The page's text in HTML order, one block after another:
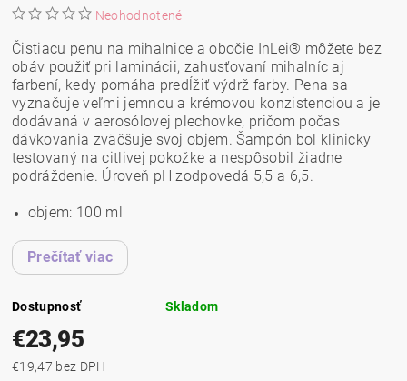
Neohodnotené
Čistiacu penu na mihalnice a obočie InLei® môžete bez
obáv použiť pri laminácii, zahusťovaní mihalníc aj
farbení, kedy pomáha predĺžiť výdrž farby. Pena sa
vyznačuje veľmi jemnou a krémovou konzistenciou a je
dodávaná v aerosólovej plechovke, pričom počas
dávkovania zväčšuje svoj objem. Šampón bol klinicky
testovaný na citlivej pokožke a nespôsobil žiadne
podráždenie. Úroveň pH zodpovedá 5,5 a 6,5.
objem: 100 ml
Prečítať viac
Dostupnosť Skladom
€23,95
€19,47 bez DPH